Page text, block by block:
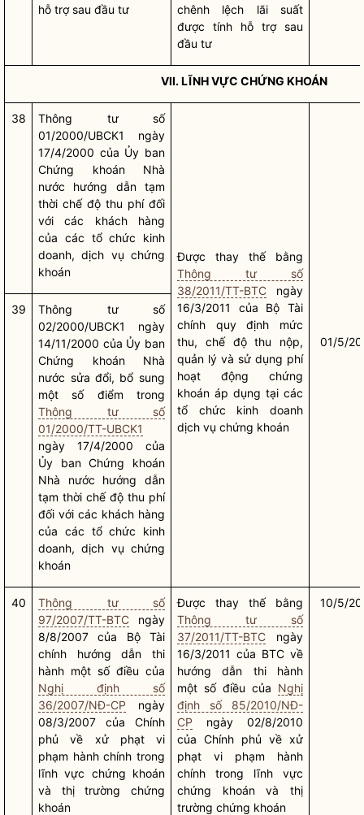
hỗ trợ sau đầu tư
chênh lệch lãisuất
được tính hỗ trợ sau
đầu tư
VII. LĨNH VỰC CHỨNG KHOÁN
38
Thông tư số
01/2000/UBCK1 ngày
17/4/2000 của Ủy ban
Chứng khoán Nhà
nước hướng dẫn tạm
thời chế độ thu phí đối
với các khách hàng
của các tổ chức kinh
doanh, dịch vụ chứng
khoán
Được thay thế bằng
Thông tư số
38/2011/TT-BTC ngày
16/3/2011 của Bộ Tài
chính quy định mức
thu, chế độ thu nộp,
quản lý và sử dụng phí
hoạt động chứng
khoán áp dụng tại các
tổ chức kinh doanh
dịch vụ chứng khoán
01/5/
39
Thông tư số
02/2000/UBCK1 ngày
14/11/2000 của Ủy ban
Chứng khoán Nhà
nước sửa đổi, bổ sung
một số điểm trong
Thông tư số
01/2000/TT-UBCK1
ngày 17/4/2000 của
Ủy ban Chứng khoán
Nhà nước hướng dẫn
tạm thời chế độ thu phí
đối với các khách hàng
của các tổ chức kinh
doanh, dịch vụ chứng
khoán
40
Thông tư số
97/2007/TT-BTC ngày
8/8/2007 của Bộ Tài
chính hướng dẫn thi
hành một số điều của
Nghị định số
36/2007/NĐ-CP ngày
08/3/2007 của Chính
phủ về xử phạt vi
phạm hành chính trong
lĩnh vực chứng khoán
và thị trường chứng
khoán
Được thay thế bằng
Thông tư số
37/2011/TT-BTC ngày
16/3/2011 của BTC về
hướng dẫn thi hành
một số điều của Nghị
định số 85/2010/NĐ-
CP ngày 02/8/2010
của Chính phủ về xử
phạt vi phạm hành
chính trong lĩnh vực
chứng khoán và thị
trường chứng khoán
10/5/